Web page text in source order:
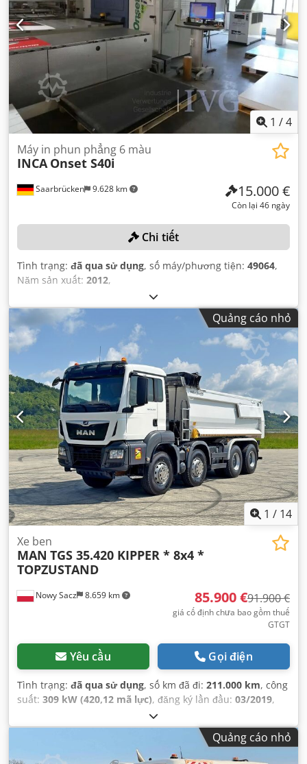
1 /4
Saarbrücken 9.628 km
Máy in phun phẳng 6 màu
INCA Onset S40i
15.000 €
Còn lại 46 ngày
Chi tiết
Tình trạng: đã qua sử dụng, số máy/phương tiện: 49064,
Năm sản xuất: 2012,
Quảng cáo nhỏ
1 / 14
Nowy Sacz 8.659 km
Xe ben
MAN TGS 35.420 KIPPER * 8x4 *
TOPZUSTAND
85.900 €91.900 €
giá cố định chưa bao gồm thuế
GTGT
Yêu cầu Gọi điện
Tình trạng: đã qua sử dụng, số km đã đi: 211.000 km, công
suất: 309 kW (420,12 mã lực), đăng ký lần đầu: 03/2019,
, trọng lượng tổng cộng:
cấu hình trục:3 trục, phanh:bộ giảm tốc, màu sắc:trắng,
, Năm sản xuất:2019 ,
Thiết bị:ABS, điều hòa không khí,
Quảng cáo nhỏ